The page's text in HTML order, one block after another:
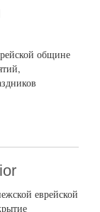
общине
еврейской